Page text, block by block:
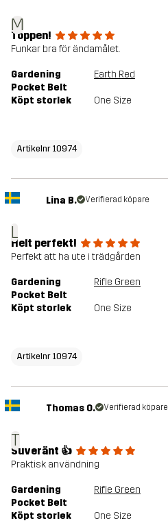
M
Toppen!
Funkar bra för ändamålet.
Gardening
Pocket Belt
Earth Red
Köpt storlek One Size
Artikelnr 10974
L
Lina B. Verifierad köpare
Helt perfekt!
Perfekt att ha ute i trädgården
Gardening
Pocket Belt
Rifle Green
Köpt storlek One Size
Artikelnr 10974
T
Thomas O. Verifierad köpare
Suveränt 👍
Praktisk användning
Gardening
Pocket Belt
Rifle Green
Köpt storlek One Size